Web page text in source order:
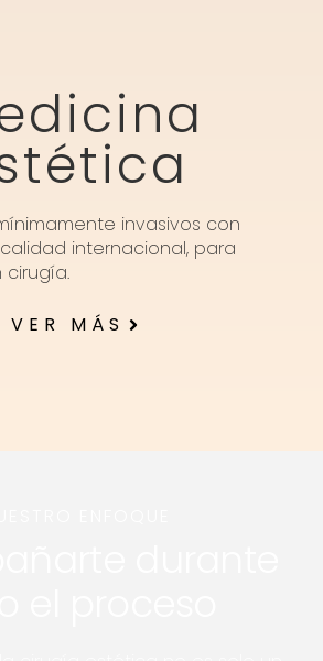
invasivos con
internacional, para
cirugía.
VER MÁS